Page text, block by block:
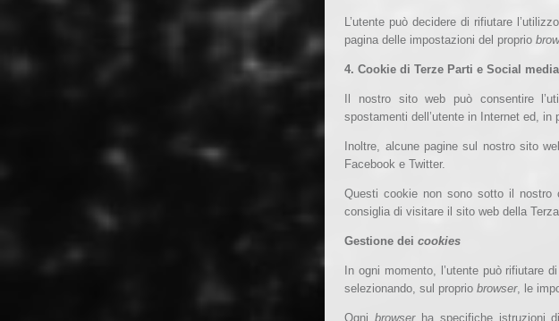
L’utente può decidere di rifiutare
pagina delle impostazioni del proprio
4. Cookie di Terze Parti e Social
Il nostro sito web può consentire
spostamenti dell’utente in Internet ed, in
Inoltre, alcune pagine sul nostro sito
Facebook e Twitter.
Questi cookie non sono sotto il nostro
consiglia di visitare il sito web della Terza
Gestione deicookies
In ogni momento, l’utente può rifiutare
selezionando, sul propriobrowser, le
Ognibrowser ha specifiche istruzioni